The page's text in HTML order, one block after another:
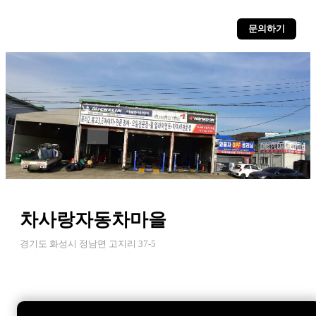
문의하기
차사랑자동차마을
경기도 화성시 정남면 고지리 37-5